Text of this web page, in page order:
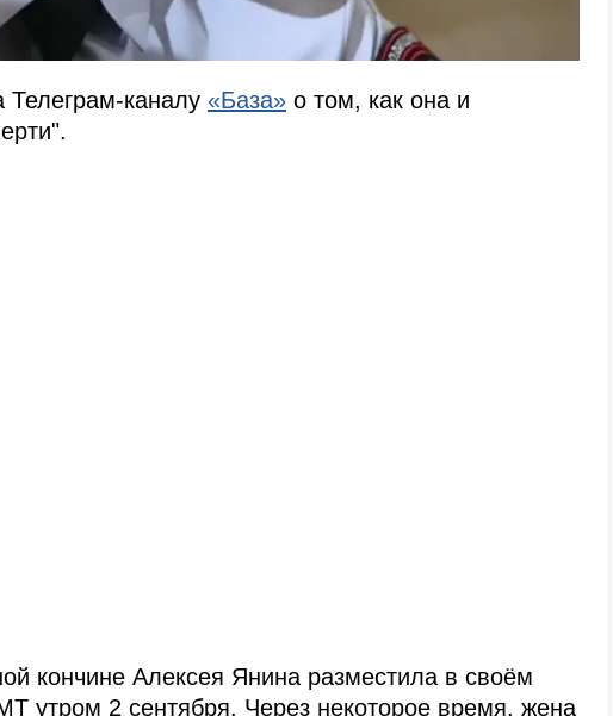
Телеграм-каналу «База» о том, как она и
кончине Алексея Янина разместила в своём
утром 2 сентября. Через некоторое время, жена